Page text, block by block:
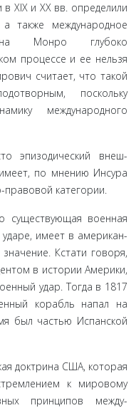
XIX и XX вв. определили
также международное
Монро глубоко
процессе и ее нельзя
считает, что такой
поскольку
международного
эпизодический внеш­
по мнению Инсура
правовой категории.
существующая военная
имеет в американ­
Кстати говоря,
в истории Амери­ки,
удар. Тогда в 1817
корабль напал на
был частью Испанской
доктрина США, которая
к миро­вому
принципов между­